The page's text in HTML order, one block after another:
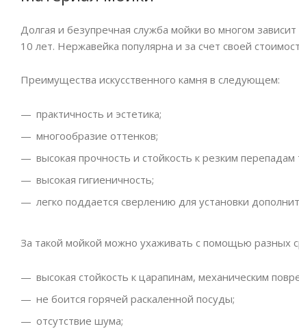
Долгая и безупречная служба мойки во многом
10 лет. Нержавейка популярна и за счет своей
Преимущества искусственного камня в следующем:
практичность и эстетика;
многообразие оттенков;
высокая прочность и стойкость к резким
высокая гигиеничность;
легко поддается сверлению для установки
За такой мойкой можно ухаживать с помощью разных
высокая стойкость к царапинам, механическим
не боится горячей раскаленной посуды;
отсутствие шума;